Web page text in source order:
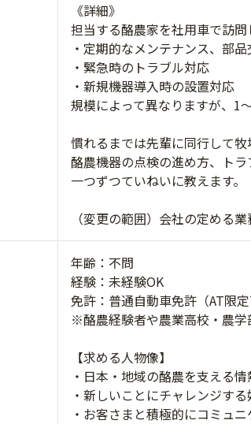
《詳細》
担当する酪農家を社用車で訪
・定期的なメンテナンス、部品
・緊急時のトラブル対応
・新規機器導入時の設置対応
規模によって異なりますが、1
慣れるまでは先輩に同行して牧
酪農機器の点検の進め方、ト
一つずつていねいに教えます。
（変更の範囲）会社の定める業
年齢：不問
経験：未経験OK
免許：普通自動車免許（AT限定
※酪農経験者や農業高校・農
【求める人物像】
・日本・地域の酪農を支える
・新しいことにチャレンジす
・お客さまと積極的にコミュ